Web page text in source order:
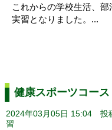
これからの学校生活、
実習となりました。...
健康スポーツコー
2024年03月05日 15:04 投
習